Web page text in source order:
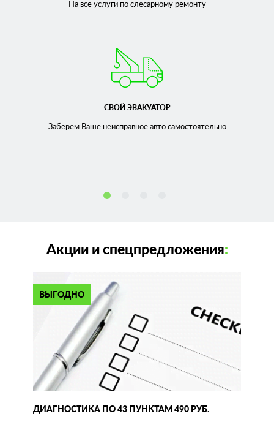
На все услуги по слесарномуремонту
СВОЙ ЭВАКУАТОР
Заберем Ваше неисправноеавто самостоятельно
Акции и спецпредложения:
ВЫГОДНО
ДИАГНОСТИКА ПО 43 ПУНКТАМ 490 РУБ.